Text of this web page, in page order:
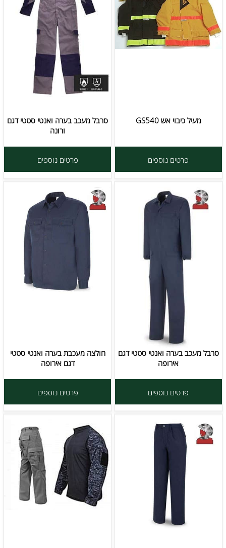
מעיל כיבוי אש GS540
פרטים נוספים
סרבל מעכב בערה ואנטי סטטי דגם
ורונה
פרטים נוספים
סרבל מעכב בערה ואנטי סטטי דגם
אירופה
פרטים נוספים
חולצה מעכבת בערה ואנטי סטטי
דגם אירופה
פרטים נוספים